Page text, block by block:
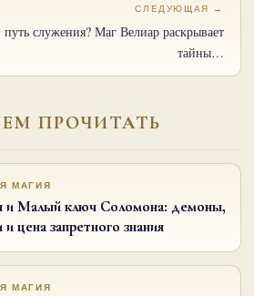
СЛЕДУЮЩАЯ →
служения? Маг Велиар раскрывает
тайны…
ПРОЧИТАТЬ
МАГИЯ
и Малый ключ Соломона: демоны,
и цена запретного знания
МАГИЯ